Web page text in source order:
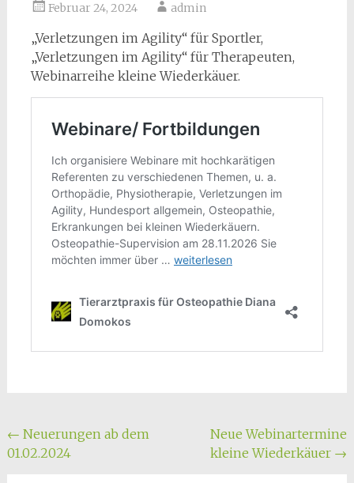
Februar 24, 2024 admin
„Verletzungen im Agility“ für Sportler,
„Verletzungen im Agility“ für Therapeuten,
Webinarreihe kleine Wiederkäuer.
Beitragsnavigation
← Neuerungen ab dem
01.02.2024
Neue Webinartermine
kleine Wiederkäuer →